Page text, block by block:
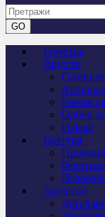
Почетна
Вијести
Важне
Одбор
Најаве
Култура
Друштво
Догађаји